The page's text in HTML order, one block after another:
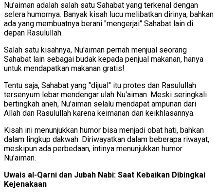
Nu'aiman adalah salah satu Sahabat yang terkenal dengan
selera humornya. Banyak kisah lucu melibatkan dirinya, bahkan
ada yang membuatnya berani "mengerjai" Sahabat lain di
depan Rasulullah.
Salah satu kisahnya, Nu'aiman pernah menjual seorang
Sahabat lain sebagai budak kepada penjual makanan, hanya
untuk mendapatkan makanan gratis!
Tentu saja, Sahabat yang "dijual" itu protes dan Rasulullah
tersenyum lebar mendengar ulah Nu'aiman. Meski seringkali
bertingkah aneh, Nu'aiman selalu mendapat ampunan dari
Allah dan Rasulullah karena keimanan dan keikhlasannya.
Kisah ini menunjukkan humor bisa menjadi obat hati, bahkan
dalam lingkup dakwah. Diriwayatkan dalam beberapa riwayat,
meskipun ada perbedaan, intinya menunjukkan humor
Nu'aiman.
Uwais al-Qarni dan Jubah Nabi: Saat Kebaikan Dibingkai
Kejenakaan